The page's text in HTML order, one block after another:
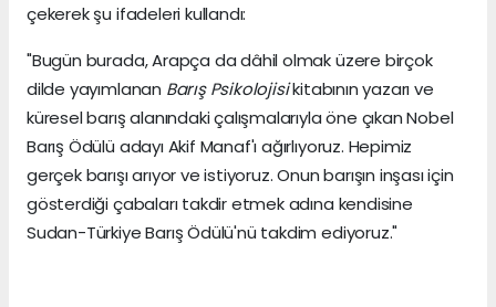
çekerek şu ifadeleri kullandı:
"Bugün burada, Arapça da dâhil olmak üzere birçok
dilde yayımlanan Barış Psikolojisikitabının yazarı ve
küresel barış alanındaki çalışmalarıyla öne çıkan Nobel
Barış Ödülü adayı Akif Manaf'ı ağırlıyoruz. Hepimiz
gerçek barışı arıyor ve istiyoruz. Onun barışın inşası için
gösterdiği çabaları takdir etmek adına kendisine
Sudan-Türkiye Barış Ödülü'nü takdim ediyoruz."